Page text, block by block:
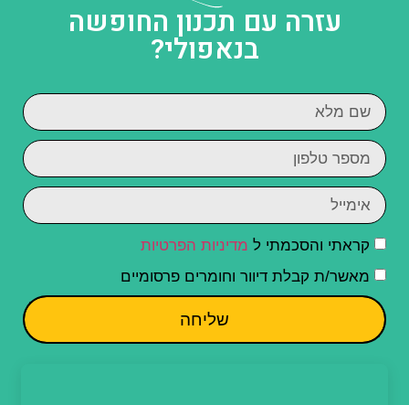
עזרה עם תכנון החופשה
בנאפולי?
קראתי והסכמתי ל מדיניות הפרטיות
מאשר/ת קבלת דיוור וחומרים פרסומיים
שליחה